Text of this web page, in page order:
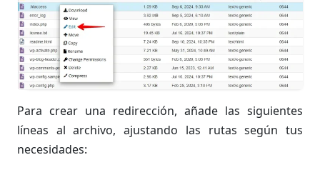
Para crear una redirección, añade las siguientes
líneas al archivo, ajustando las rutas según tus
necesidades: